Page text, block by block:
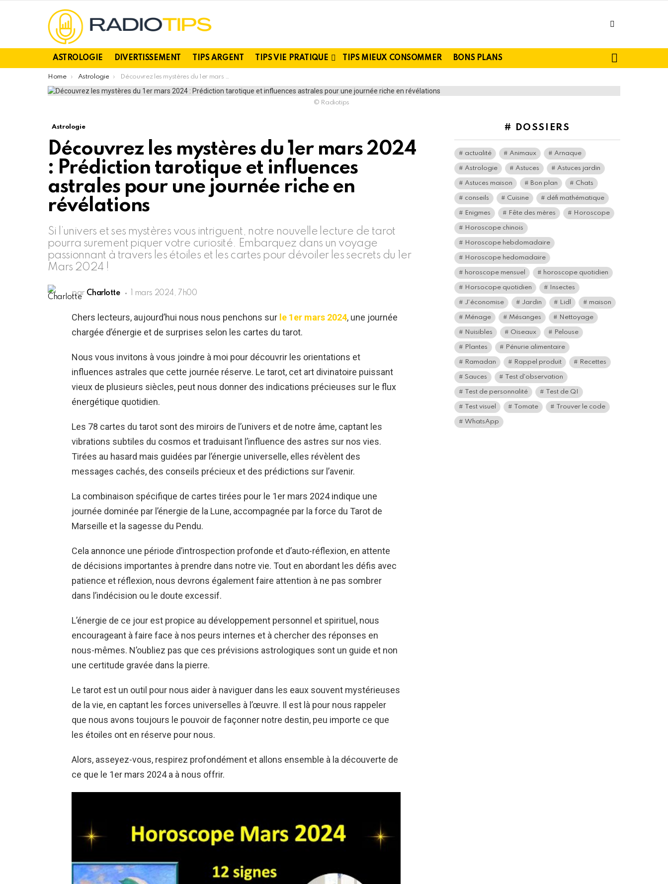
ASTROLOGIE DIVERTISSEMENT TIPS ARGENT TIPS VIE PRATIQUE TIPS MIEUX CONSOMMER BONS PLANS
You are here:
Home Astrologie Découvrez les mystères du 1er mars 2024 : Prédiction tarotique et influences astrales pour une journée riche en révélations
© Radiotips
Astrologie
Découvrez les mystères du 1er mars 2024
: Prédiction tarotique et influences
astrales pour une journée riche en
révélations
Si l’univers et ses mystères vous intriguent, notre nouvelle lecture de tarot
pourra surement piquer votre curiosité. Embarquez dans un voyage
passionnant à travers les étoiles et les cartes pour dévoiler les secrets du 1er
Mars 2024 !
par Charlotte 1 mars 2024, 7h00
Chers lecteurs, aujourd’hui nous nous penchons sur le 1er mars 2024, une journée
chargée d’énergie et de surprises selon les cartes du tarot.
Nous vous invitons à vous joindre à moi pour découvrir les orientations et
influences astrales que cette journée réserve. Le tarot, cet art divinatoire puissant
vieux de plusieurs siècles, peut nous donner des indications précieuses sur le flux
énergétique quotidien.
Les 78 cartes du tarot sont des miroirs de l’univers et de notre âme, captant les
vibrations subtiles du cosmos et traduisant l’influence des astres sur nos vies.
Tirées au hasard mais guidées par l’énergie universelle, elles révèlent des
messages cachés, des conseils précieux et des prédictions sur l’avenir.
La combinaison spécifique de cartes tirées pour le 1er mars 2024 indique une
journée dominée par l’énergie de la Lune, accompagnée par la force du Tarot de
Marseille et la sagesse du Pendu.
Cela annonce une période d’introspection profonde et d’auto-réflexion, en attente
de décisions importantes à prendre dans notre vie. Tout en abordant les défis avec
patience et réflexion, nous devrons également faire attention à ne pas sombrer
dans l’indécision ou le doute excessif.
L’énergie de ce jour est propice au développement personnel et spirituel, nous
encourageant à faire face à nos peurs internes et à chercher des réponses en
nous-mêmes. N’oubliez pas que ces prévisions astrologiques sont un guide et non
une certitude gravée dans la pierre.
Le tarot est un outil pour nous aider à naviguer dans les eaux souvent mystérieuses
de la vie, en captant les forces universelles à l’œuvre. Il est là pour nous rappeler
que nous avons toujours le pouvoir de façonner notre destin, peu importe ce que
les étoiles ont en réserve pour nous.
Alors, asseyez-vous, respirez profondément et allons ensemble à la découverte de
ce que le 1er mars 2024 a à nous offrir.
# DOSSIERS
actualité Animaux Arnaque
Astrologie Astuces Astuces jardin
Astuces maison Bon plan Chats
conseils Cuisine défi mathématique
Enigmes Fête des mères Horoscope
Horoscope chinois
Horoscope hebdomadaire
Horoscope hedomadaire
horoscope mensuel horoscope quotidien
Horsocope quotidien Insectes
J'économise Jardin Lidl maison
Ménage Mésanges Nettoyage
Nuisibles Oiseaux Pelouse
Plantes Pénurie alimentaire
Ramadan Rappel produit Recettes
Sauces Test d'observation
Test de personnalité Test de QI
Test visuel Tomate Trouver le code
WhatsApp